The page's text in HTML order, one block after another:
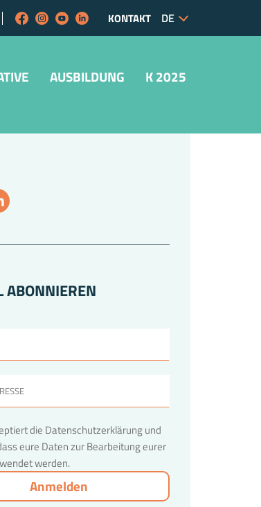
KONTAKT
AUSBILDUNG K 2025
ABONNIEREN
die Datenschutzerklärung und
eure Daten zur Bearbeitung eurer
werden.